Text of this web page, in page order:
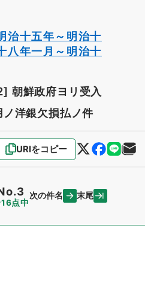
治十五年～明治十
八年一月～明治十
朝鮮政府ヨリ受入
洋銀欠損払ノ件
URIをコピー
点中
次の件名 末尾